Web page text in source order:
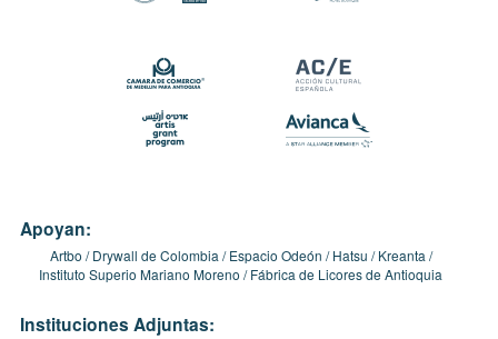
Apoyan:
Artbo Drywall de Colombia Espacio Odeón Hatsu
Kreanta
Instituto Superio Mariano Moreno
Fábrica de Licores de Antioquia
Instituciones Adjuntas: